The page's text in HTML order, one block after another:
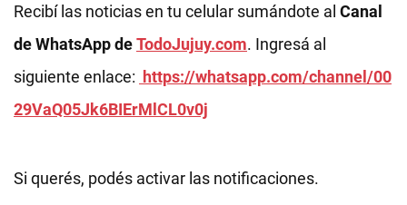
Recibí las noticias en tu celular sumándote al Canal
de WhatsApp deTodoJujuy.com. Ingresá al
siguiente enlace: https://whatsapp.com/channel/00
29VaQ05Jk6BIErMlCL0v0j
Si querés, podés activar las notificaciones.